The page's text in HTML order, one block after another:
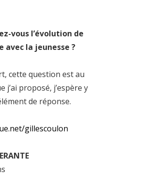
vous l’évolution de
avec la jeunesse ?
cette question est au
j’ai proposé, j’espère y
de réponse.
gillescoulon